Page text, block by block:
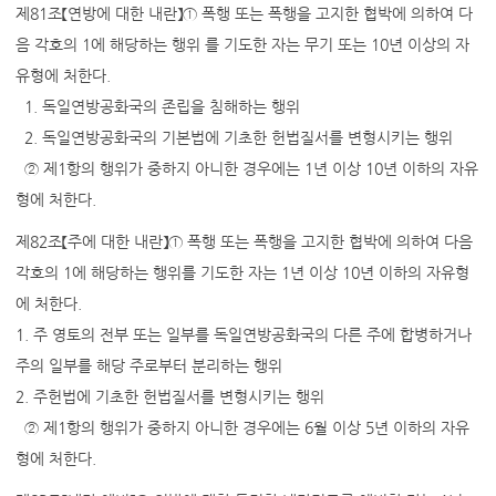
제81조【연방에 대한 내란】① 폭행 또는 폭행을 고지한 협박에 의하여 다
음 각호의 1에 해당하는 행위 를 기도한 자는 무기 또는 10년 이상의 자
유형에 처한다.
1. 독일연방공화국의 존립을 침해하는 행위
2. 독일연방공화국의 기본법에 기초한 헌법질서를 변형시키는 행위
② 제1항의 행위가 중하지 아니한 경우에는 1년 이상 10년 이하의 자유
형에 처한다.
제82조【주에 대한 내란】① 폭행 또는 폭행을 고지한 협박에 의하여 다음
각호의 1에 해당하는 행위를 기도한 자는 1년 이상 10년 이하의 자유형
에 처한다.
1. 주 영토의 전부 또는 일부를 독일연방공화국의 다른 주에 합병하거나
주의 일부를 해당 주로부터 분리하는 행위
2. 주헌법에 기초한 헌법질서를 변형시키는 행위
② 제1항의 행위가 중하지 아니한 경우에는 6월 이상 5년 이하의 자유
형에 처한다.